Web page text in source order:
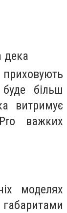
дека
буде більш
витримує
важких
моделях